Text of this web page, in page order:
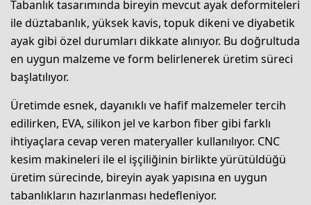
Tabanlık tasarımında bireyin mevcut ayak deformiteleri
ile düztabanlık, yüksek kavis, topuk dikeni ve diyabetik
ayak gibi özel durumları dikkate alınıyor. Bu doğrultuda
en uygun malzeme ve form belirlenerek üretim süreci
başlatılıyor.
Üretimde esnek, dayanıklı ve hafif malzemeler tercih
edilirken, EVA, silikon jel ve karbon fiber gibi farklı
ihtiyaçlara cevap veren materyaller kullanılıyor. CNC
kesim makineleri ile el işçiliğinin birlikte yürütüldüğü
üretim sürecinde, bireyin ayak yapısına en uygun
tabanlıkların hazırlanması hedefleniyor.